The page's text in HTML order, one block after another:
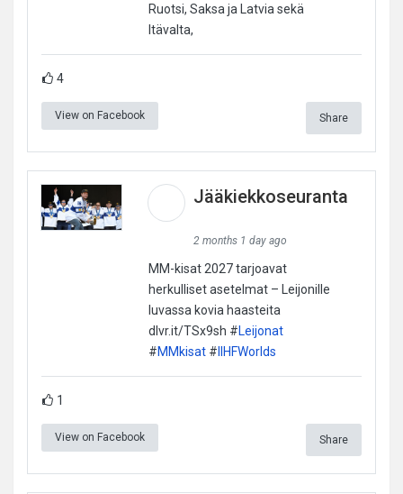
Ruotsi, Saksa ja Latvia sekä
Itävalta,
4
View on Facebook Share
Jääkiekkoseuranta
2 months 1 day ago
MM-kisat 2027 tarjoavat
herkulliset asetelmat – Leijonille
luvassa kovia haasteita
dlvr.it/TSx9sh #Leijonat
#MMkisat# IIHFWorlds
1
View on Facebook Share